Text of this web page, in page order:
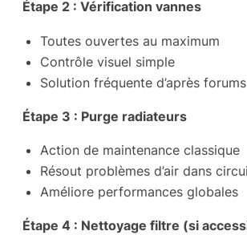
Étape 2 : Vérification vannes
Toutes ouvertes au maximum
Contrôle visuel simple
Solution fréquente d’après forums
Étape 3 : Purge radiateurs
Action de maintenance classique
Résout problèmes d’air dans
Améliore performances globales
Étape 4 : Nettoyage filtre (si